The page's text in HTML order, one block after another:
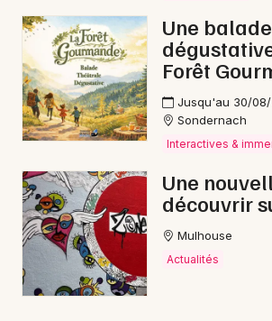
68 - Haut-Rhin
Choisir mes départements
Mon email
Je m'abonne
Une
Forêt
Jusqu'au 30/
Sondernach
Interactives &
Une
découvrir
Mulhouse
Actualités